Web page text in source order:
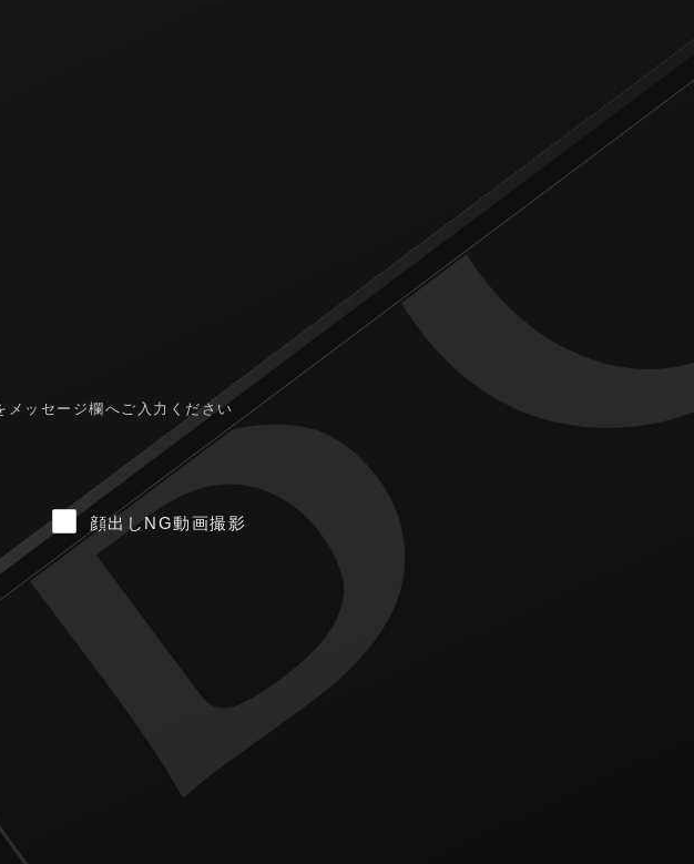
ッセージ欄へご入力ください
顔出しNG動画撮影